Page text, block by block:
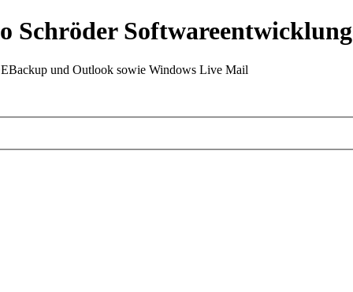
Schröder Softwareentwicklung
und Outlook sowie Windows Live Mail